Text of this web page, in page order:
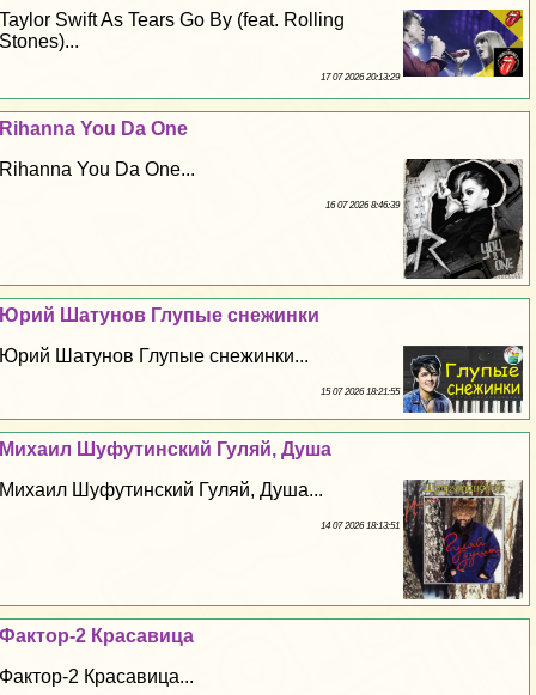
Taylor Swift As Tears Go By (feat. Rolling
Stones)...
17 07 2026 20:13:29
Rihanna You Da One
Rihanna You Da One...
16 07 2026 8:46:39
Юрий Шатунов Глупые снежинки
Юрий Шатунов Глупые снежинки...
15 07 2026 18:21:55
Михаил Шуфутинский Гуляй, Душа
Михаил Шуфутинский Гуляй, Душа...
14 07 2026 18:13:51
Фактор-2 Красавица
Фактор-2 Красавица...